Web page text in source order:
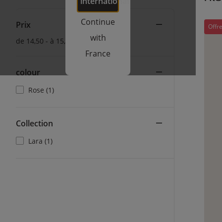
Continue
with
France
Prix
de 14,50 - à 15,00
colour
Rose (1)
Collection
Lara (1)